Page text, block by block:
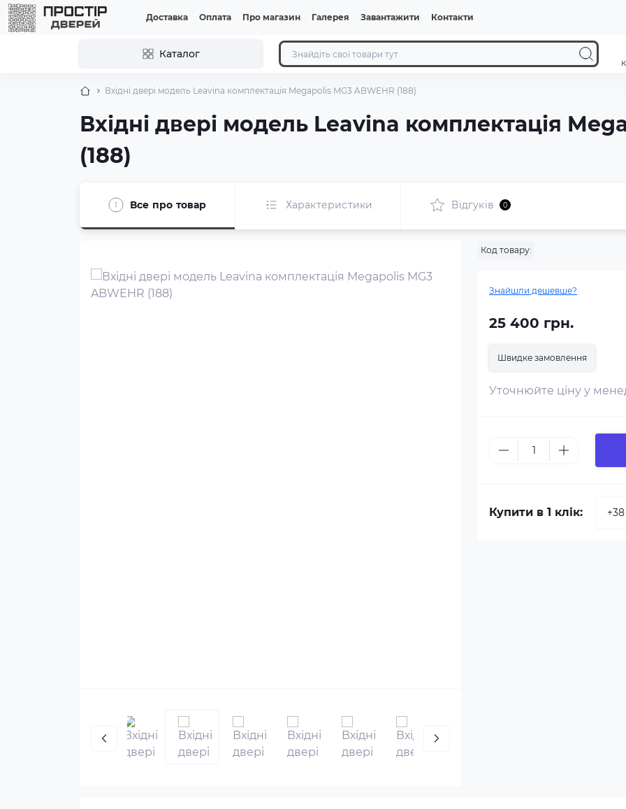
Доставка Оплата Про магазин Галерея Завантажити Контакти
Каталог
Вхідні двері модель Leavina комплектація Megapolis MG3 ABWEHR (188)
Вхідні двері модель Leavina комплектація
(188)
Все про товар Характеристики Відгуків 0
Код товару:
Знайшли дешевше?
25 400 грн.
Швидке замовлення
Уточнюйте ціну у
Купити в 1 клік: